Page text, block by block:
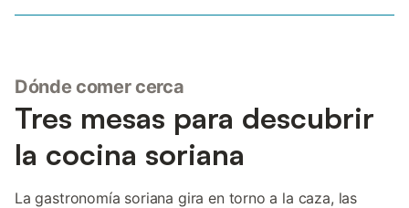
Dónde comer cerca
Tres mesas para descubrir
la cocina soriana
La gastronomía soriana gira en torno a la caza, las